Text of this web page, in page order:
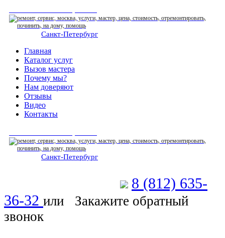
Санкт-Петербург
Главная
Каталог услуг
Вызов мастера
Почему мы?
Нам доверяют
Отзывы
Видео
Контакты
Санкт-Петербург
8 (812) 635-
36-32 или
Закажите обратный
звонок